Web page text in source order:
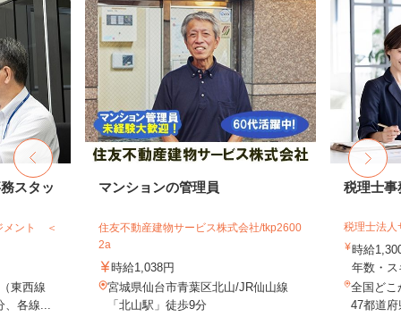
スタッ
メント ＜
東西線
各線...
マンションの管理員
住友不動産建物サービス株式会社/tkp2600
2a
時給1,038円
宮城県仙台市青葉区北山/JR仙山線
「北山駅」徒歩9分
税理士事
税理士法人
時給
年数・
全国どこ
47都道